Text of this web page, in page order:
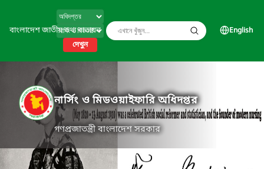
বাংলাদেশ জাতীয় তথ্য বাতায়ন
দেখুন
English
নার্সিং ও মিডওয়াইফারি অধিদপ্তর
গণপ্রজাতন্ত্রী বাংলাদেশ সরকার